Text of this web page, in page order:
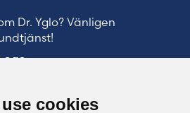
cookies
Dr. Yglo? Vänligen
för mer information.